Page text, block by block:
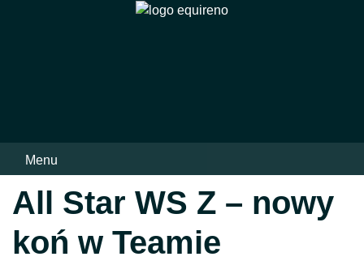
Menu
All Star WS Z – nowy
koń w Teamie